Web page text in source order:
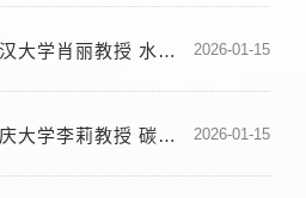
：提升氢电催化性能的普适策略 2026-01-15
化剂催化氧还原机理与性能调控 2026-01-15